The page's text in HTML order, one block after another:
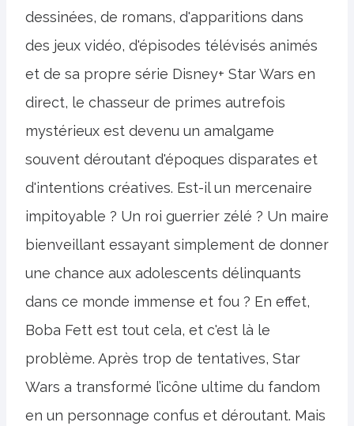
dessinées, de romans, d'apparitions dans
des jeux vidéo, d'épisodes télévisés animés
et de sa propre série Disney+ Star Wars en
direct, le chasseur de primes autrefois
mystérieux est devenu un amalgame
souvent déroutant d'époques disparates et
d'intentions créatives. Est-il un mercenaire
impitoyable ? Un roi guerrier zélé ? Un maire
bienveillant essayant simplement de donner
une chance aux adolescents délinquants
dans ce monde immense et fou ? En effet,
Boba Fett est tout cela, et c'est là le
problème. Après trop de tentatives, Star
Wars a transformé l’icône ultime du fandom
en un personnage confus et déroutant. Mais